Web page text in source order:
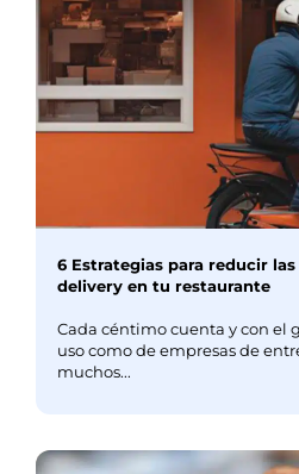
6 Estrategias para reducir
delivery en tu restaurante
Cada céntimo cuenta y con el
uso como de empresas de
muchos...